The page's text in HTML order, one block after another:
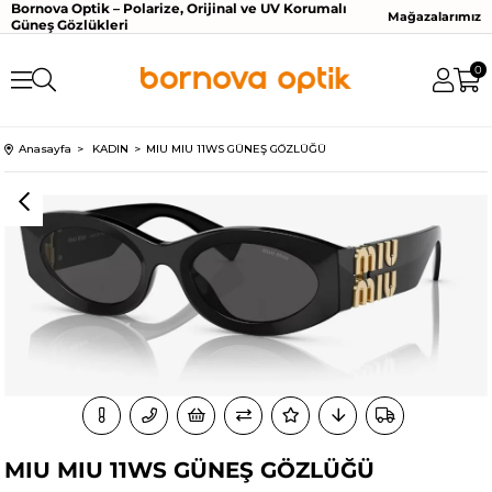
Bornova Optik – Polarize, Orijinal ve UV Korumalı
Güneş Gözlükleri
Mağazalarımız
0
Anasayfa KADIN MIU MIU 11WS GÜNEŞ GÖZLÜĞÜ
MIU MIU 11WS GÜNEŞ GÖZLÜĞÜ